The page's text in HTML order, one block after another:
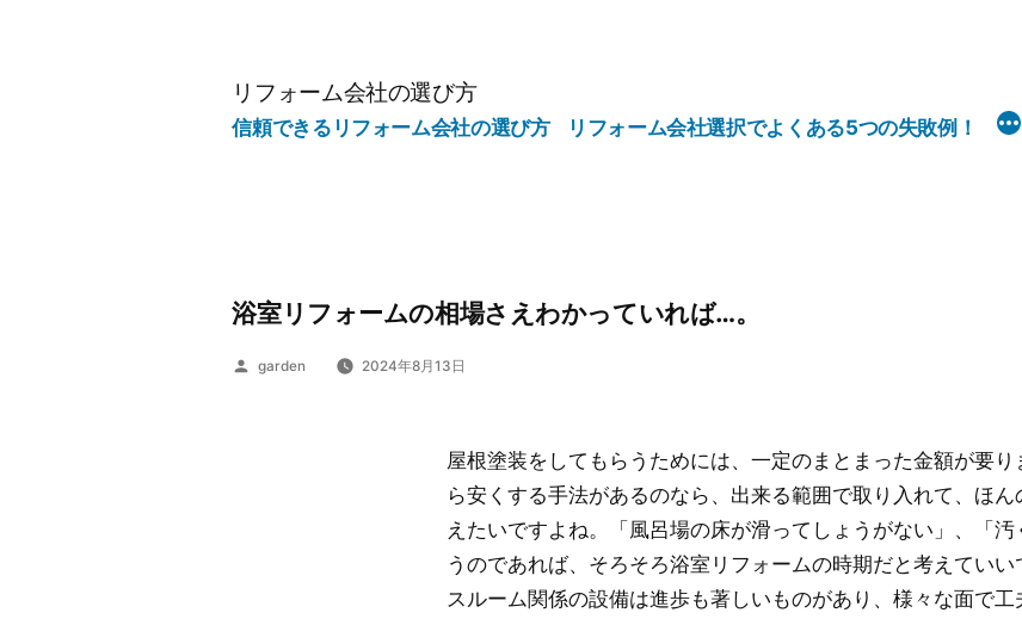
リフォーム会社の選び方
信頼できるリフォーム会社の選び方 リフォーム会社選択でよくある5つの失敗例！
浴室リフォームの相場さえわかっていれば…。
投
garden 2024年8月13日
屋根塗装をしてもらうためには、一定のまとまった金額が要
ら安くする手法があるのなら、出来る範囲で取り入れて、ほ
えたいですよね。「風呂場の床が滑ってしょうがない」、「
うのであれば、そろそろ浴室リフォームの時期だと考えてい
スルーム関係の設備は進歩も著しいものがあり、様々な面で工